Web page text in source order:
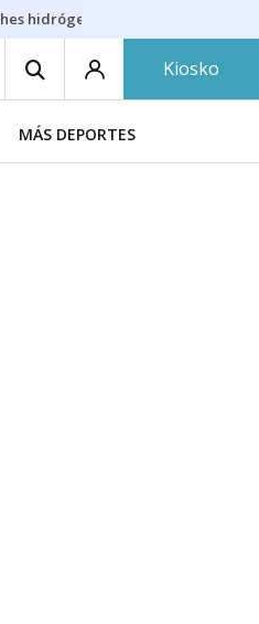
hidrógeno
Kiosko
MÁS DEPORTES